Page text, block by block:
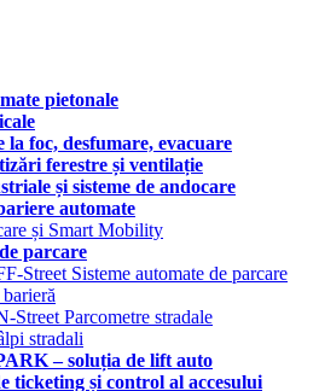
pietonale
la foc, desfumare, evacuare
ferestre și ventilație
și sisteme de andocare
automate
și Smart Mobility
parcare
Street Sisteme automate de parcare
Street Parcometre stradale
stradali
– soluția de lift auto
ticketing și control al accesului